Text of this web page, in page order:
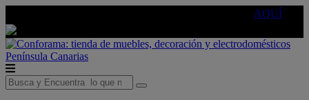
AQUÍ
Península Canarias